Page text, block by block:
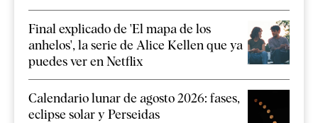
Final explicado de 'El mapa de los
anhelos', la serie de Alice Kellen que ya
puedes ver en Netflix
Calendario lunar de agosto 2026: fases,
eclipse solar y Perseidas